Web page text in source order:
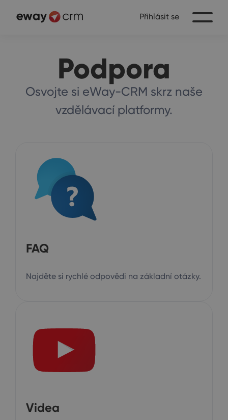
Přihlásit se
Podpora
Osvojte si eWay-CRM skrz naše
vzdělávací platformy.
FAQ
Najděte si rychlé odpovědi na základní otázky.
Videa